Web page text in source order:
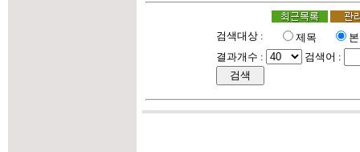
검색대상 : 제목
결과개수 :
검색어 :